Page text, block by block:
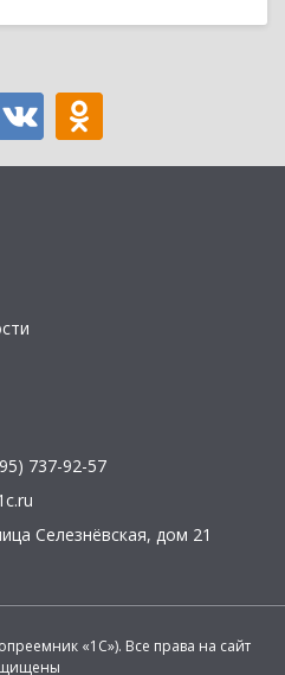
737-92-57
Селезнёвская, дом 21
«1С»). Все права на сайт